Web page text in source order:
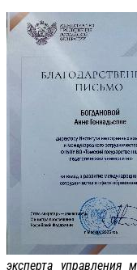
эксперта управления